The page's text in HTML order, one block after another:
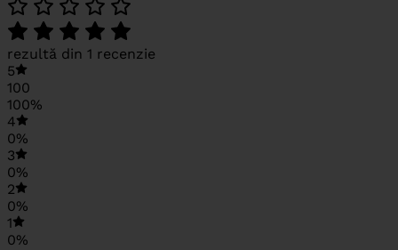
rezultă din 1 recenzie
5
100
100%
4
0%
3
0%
2
0%
1
0%